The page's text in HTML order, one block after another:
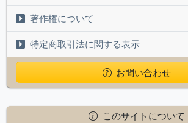
著作権について
特定商取引法に関する表示
お問い合わせ
このサイトについて